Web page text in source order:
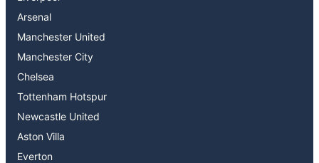
Arsenal
Manchester United
Manchester City
Chelsea
Tottenham Hotspur
Newcastle United
Aston Villa
Everton